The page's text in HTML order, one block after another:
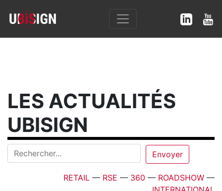
LES ACTUALITÉS
UBISIGN
RETAIL — RSE — 360 — ROADSHOW —